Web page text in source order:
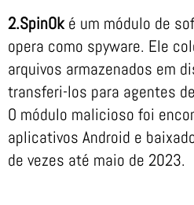
2.SpinOké um módulo de
opera como spyware. Ele
arquivos armazenados em
transferi-los para agentes
O módulo malicioso foi
aplicativos Android e
de vezes até maio de 2023.